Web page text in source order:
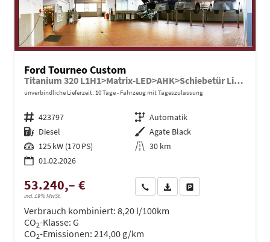
Ford Tourneo Custom
Titanium 320 L1H1>Matrix-LED>AHK>Schiebetür Li+Re
unverbindliche Lieferzeit: 10 Tage Fahrzeug mit Tageszulassung
Fahrzeugnr. 423797 Getriebe Automatik
Kraftstoff Diesel Außenfarbe Agate Black
Leistung 125 kW (170 PS) Kilometerstand 30 km
01.02.2026
53.240,– €
incl. 19% MwSt.
Wir rufen Sie anPDF-Datei, Fahrzeugexposé
Verbrauch kombiniert: 8,20 l/100km
CO2-Klasse: G
CO2-Emissionen: 214,00 g/km